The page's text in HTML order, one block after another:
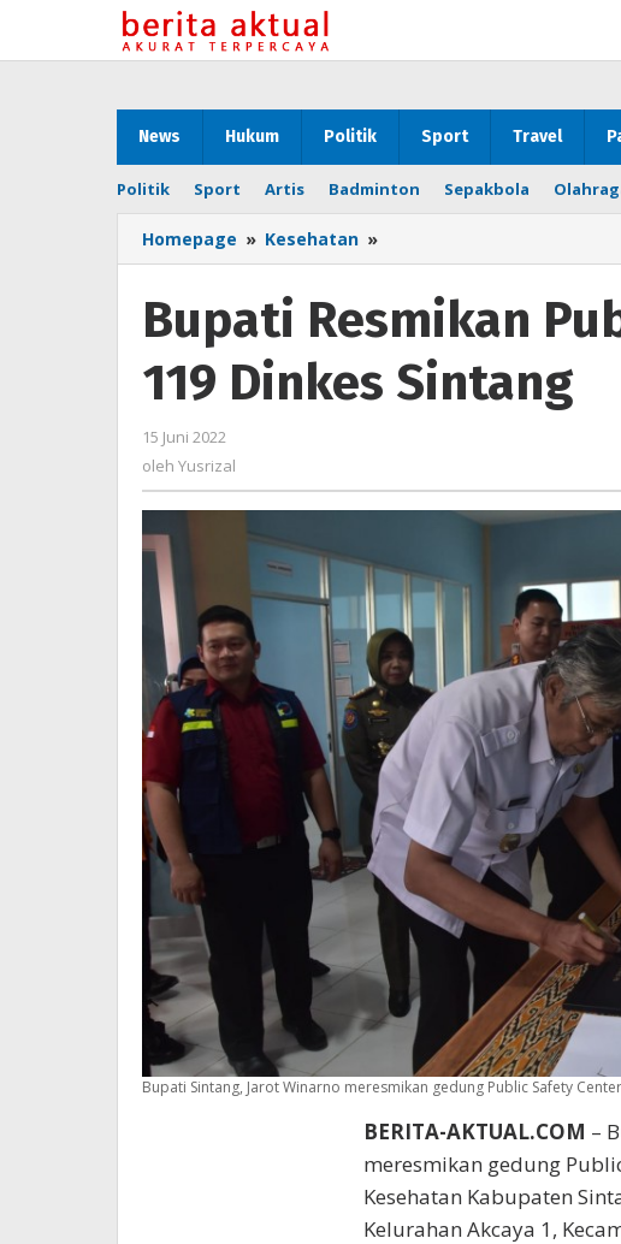
konten
News Hukum Politik Sport Travel
Politik Sport Artis Badminton Sepakbola
Homepage » Kesehatan »
Resmikan
Safety
Center
119
Dinkes
Bupati Resmikan
119 Dinkes Sintang
15 Juni 2022
oleh Yusrizal
Bupati Sintang, Jarot Winarno meresmikan gedung Public Safety
BERITA-AKTUAL.COM –
meresmikan gedung
Kesehatan Kabupaten
Kelurahan Akcaya 1,